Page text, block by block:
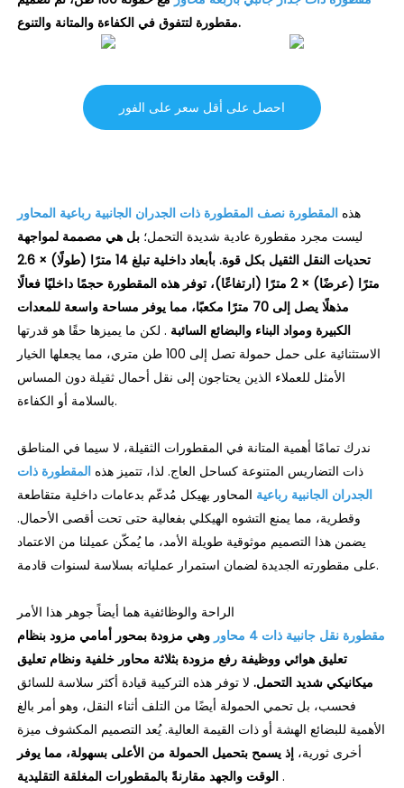
مقطورة لتتفوق في الكفاءة والمتانة والتنوع.
احصل على أقل سعر على الفور
هذه المقطورة نصف المقطورة ذات الجدران الجانبية رباعية المحاور
ليست مجرد مقطورة عادية شديدة التحمل؛ بل هي مصممة لمواجهة
تحديات النقل الثقيل بكل قوة. بأبعاد داخلية تبلغ 14 مترًا (طولًا) × 2.6
مترًا (عرضًا) × 2 مترًا (ارتفاعًا)، توفر هذه المقطورة حجمًا داخليًا فعالًا
مذهلًا يصل إلى 70 مترًا مكعبًا، مما يوفر مساحة واسعة للمعدات
الكبيرة ومواد البناء والبضائع السائبة . لكن ما يميزها حقًا هو قدرتها
الاستثنائية على حمل حمولة تصل إلى 100 طن متري، مما يجعلها الخيار
الأمثل للعملاء الذين يحتاجون إلى نقل أحمال ثقيلة دون المساس
بالسلامة أو الكفاءة.
ندرك تمامًا أهمية المتانة في المقطورات الثقيلة، لا سيما في المناطق
ذات التضاريس المتنوعة كساحل العاج. لذا، تتميز هذه المقطورة ذات
الجدران الجانبية رباعية المحاور بهيكل مُدعّم بدعامات داخلية متقاطعة
وقطرية، مما يمنع التشوه الهيكلي بفعالية حتى تحت أقصى الأحمال.
يضمن هذا التصميم موثوقية طويلة الأمد، ما يُمكّن عميلنا من الاعتماد
على مقطورته الجديدة لضمان استمرار عملياته بسلاسة لسنوات قادمة.
الراحة والوظائفية هما أيضاً جوهر هذا الأمر
مقطورة نقل جانبية ذات 4 محاور
وهي مزودة بمحور أمامي مزود بنظام
تعليق هوائي ووظيفة رفع مزودة بثلاثة محاور خلفية ونظام تعليق
ميكانيكي شديد التحمل.لا توفر هذه التركيبة قيادة أكثر سلاسة للسائق
فحسب، بل تحمي الحمولة أيضًا من التلف أثناء النقل، وهو أمر بالغ
الأهمية للبضائع الهشة أو ذات القيمة العالية. يُعد التصميم المكشوف ميزة
أخرى ثورية، إذ يسمح بتحميل الحمولة من الأعلى بسهولة، مما يوفر
الوقت والجهد مقارنةً بالمقطورات المغلقة التقليدية .